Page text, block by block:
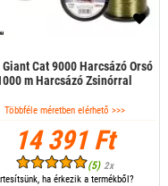
Cat 9000 Harcsázó Orsó
m Harcsázó Zsinórral
Többféle méretben elérhető >>>
14 391 Ft
(5) 2x
ha érkezik a termékből?